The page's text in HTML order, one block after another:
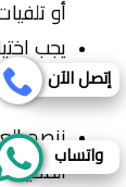
أو
يجب
ننصح
المكيف
إتصل الآن
واتساب